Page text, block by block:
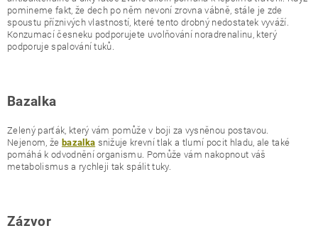
pomineme fakt, že dech po něm nevoní zrovna vábně, stále je zde
spoustu příznivých vlastností, které tento drobný nedostatek vyváží.
Konzumací česneku podporujete uvolňování noradrenalinu, který
podporuje spalování tuků.
Bazalka
Zelený parťák, který vám pomůže v boji za vysněnou postavou.
Nejenom, že bazalka snižuje krevní tlak a tlumí pocit hladu, ale také
pomáhá k odvodnění organismu. Pomůže vám nakopnout váš
metabolismus a rychleji tak spálit tuky.
Zázvor